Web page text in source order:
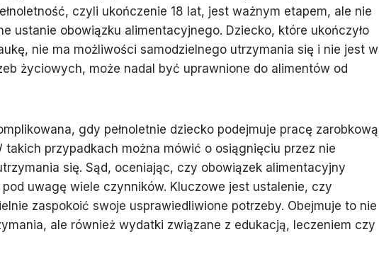
czyli ukończenie 18 lat, jest ważnym etapem, ale nie
ustanie obowiązku alimentacyjnego. Dziecko, które ukończyło
nie ma możliwości samodzielnego utrzymania się i nie jest w
życiowych, może nadal być uprawnione do alimentów od
gdy pełnoletnie dziecko podejmuje pracę zarobkową
takich przypadkach można mówić o osiągnięciu przez nie
się. Sąd, oceniając, czy obowiązek alimentacyjny
uwagę wiele czynników. Kluczowe jest ustalenie, czy
zaspokoić swoje usprawiedliwione potrzeby. Obejmuje to nie
ale również wydatki związane z edukacją, leczeniem czy